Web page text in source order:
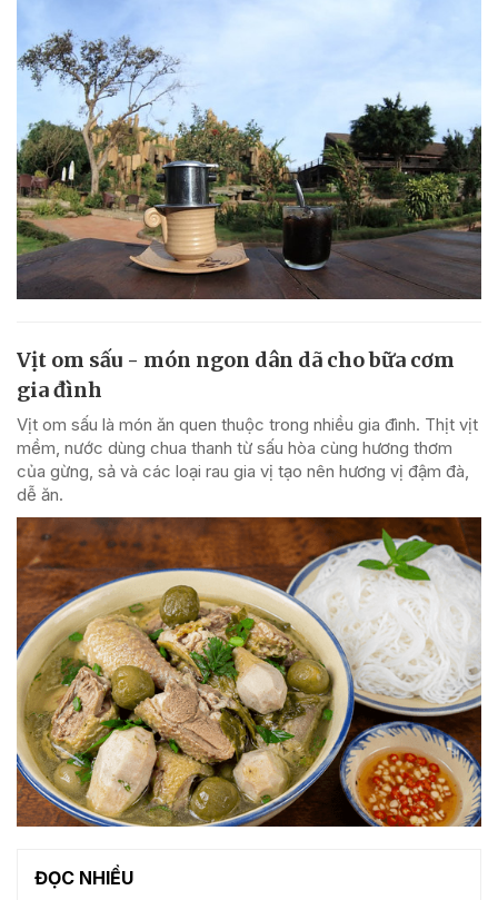
Vịt om sấu - món ngon dân dã cho bữa cơm
gia đình
Vịt om sấu là món ăn quen thuộc trong nhiều gia đình. Thịt vịt
mềm, nước dùng chua thanh từ sấu hòa cùng hương thơm
của gừng, sả và các loại rau gia vị tạo nên hương vị đậm đà,
dễ ăn.
ĐỌC NHIỀU